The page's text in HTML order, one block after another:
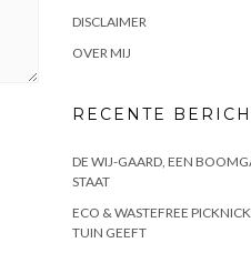
DISCLAIMER
OVER MIJ
RECENTE
DE WIJ-GAARD, EEN
STAAT
ECO & WASTEFREE
TUIN GEEFT